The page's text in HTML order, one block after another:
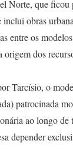
Norte, que ficou
obras
entre os
origem dos
Tarcísio, o
patrocinada
ao longo
depender